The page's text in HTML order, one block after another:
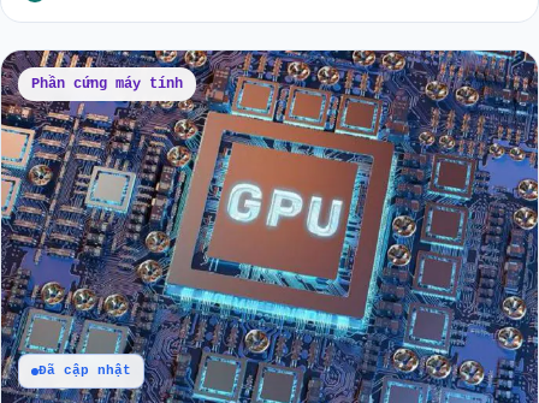
Phần cứng máy tính
Đã cập nhật